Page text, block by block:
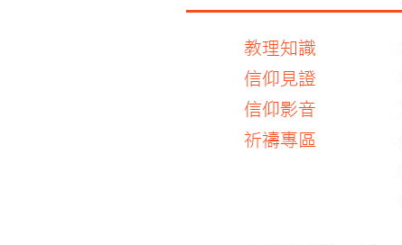
教理知識
信仰見證
信仰影音
​祈禱專區